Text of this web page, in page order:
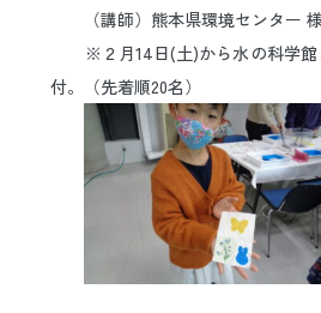
（講師）熊本県環境センター 様
※２月14日(土)から水の科学館
付。（先着順20名）